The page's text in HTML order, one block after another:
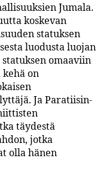
Jumala.
koskevan
statuksen
luodusta luojan
omaaviin
on
Ja Paratiisin-
täydestä
jotka
olla hänen